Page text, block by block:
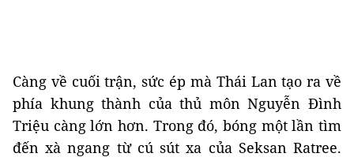
Càng về cuối trận, sức ép mà Thái Lan tạo ra về
phía khung thành của thủ môn Nguyễn Đình
Triệu càng lớn hơn. Trong đó, bóng một lần tìm
đến xà ngang từ cú sút xa của Seksan Ratree.